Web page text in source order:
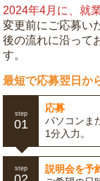
2024年4月に、就
変更前にご応募い
後の流れに沿って
す。
最短で応募翌日か
step
01
応募
パソコンま
1分入力。
step
説明会を予